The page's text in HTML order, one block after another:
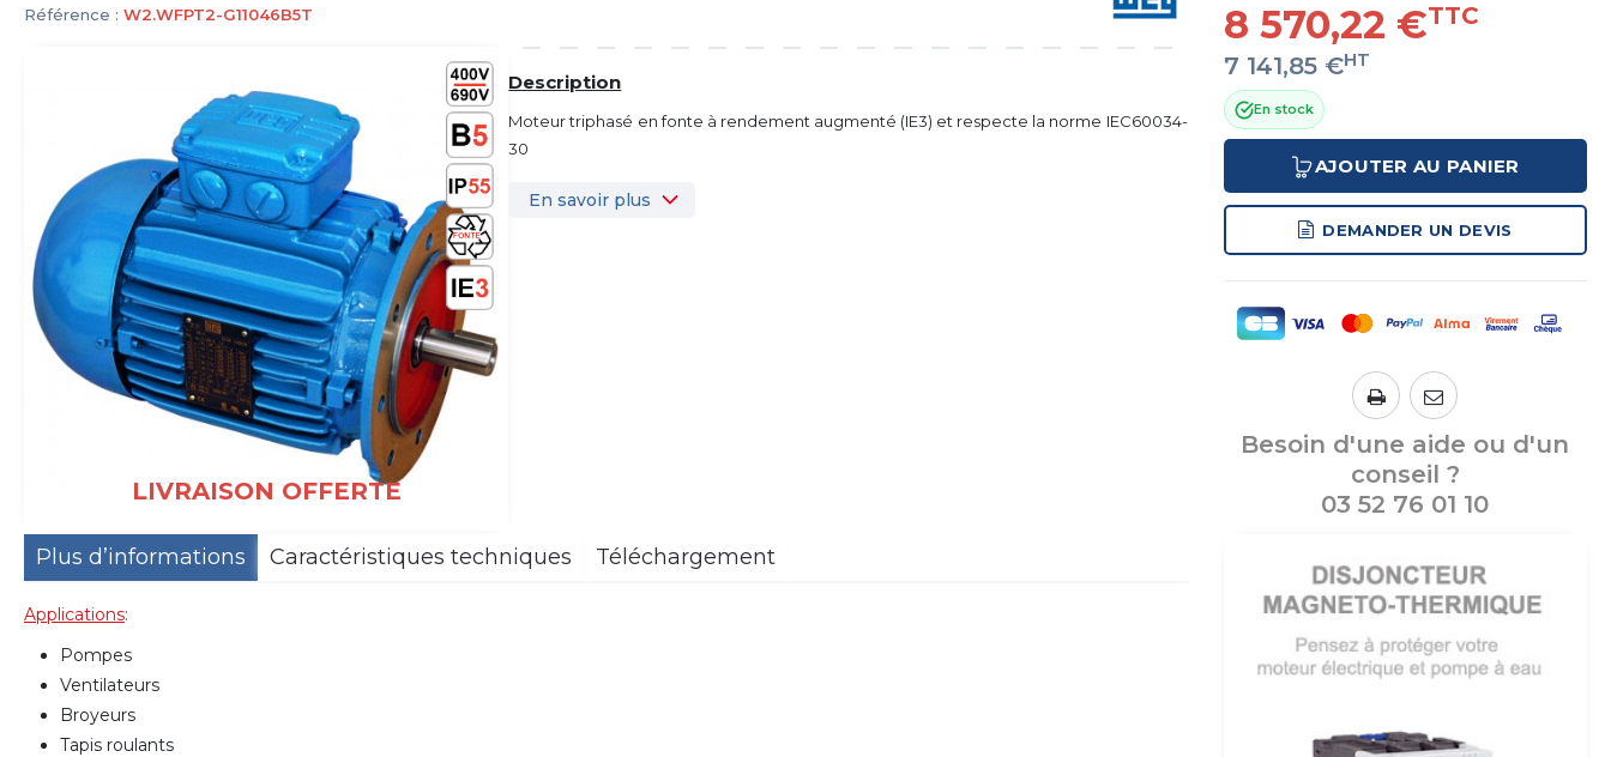
Référence : W2.WFPT2-G11046B5T
LIVRAISON OFFERTE
Description
Moteur triphasé en fonte à rendement augmenté (IE3) et respecte la norme IEC60034-
30
En savoir plus
8 570,22 €TTC
7 141,85 €HT
En stock
AJOUTER AU PANIER
DEMANDER UN DEVIS
Besoin d'une aide ou d'un
conseil ?
03 52 76 01 10
Plus d’informations Caractéristiques techniques Téléchargement
Applications:
Pompes
Ventilateurs
Broyeurs
Tapis roulants